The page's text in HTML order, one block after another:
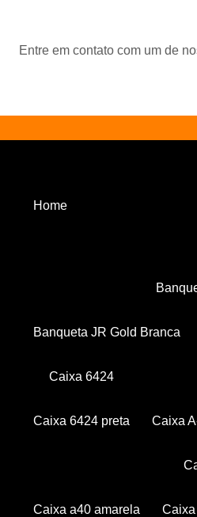
Entre em contato com um de
Home
Banqueta JR Gold Branca
Caixa 6424
Caixa 6424 preta Caixa
Caixa a40 amarela